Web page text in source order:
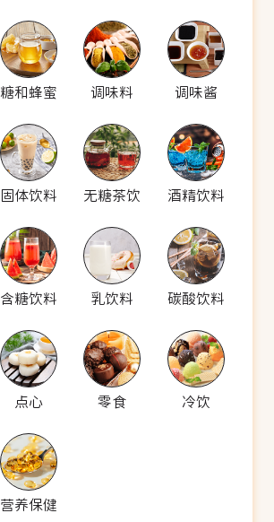
糖和蜂蜜 调味料 调味酱
固体饮料 无糖茶饮 酒精饮料
含糖饮料 乳饮料 碳酸饮料
点心 零食 冷饮
营养保健